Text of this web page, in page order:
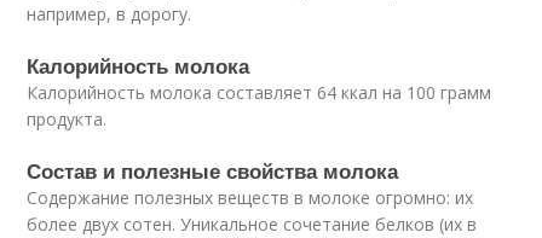
например, в дорогу.
Калорийность молока
Калорийность молока составляет 64 ккал на 100 грамм
продукта.
Состав и полезные свойства молока
Содержание полезных веществ в молоке огромно: их
более двух сотен. Уникальное сочетание белков (их в